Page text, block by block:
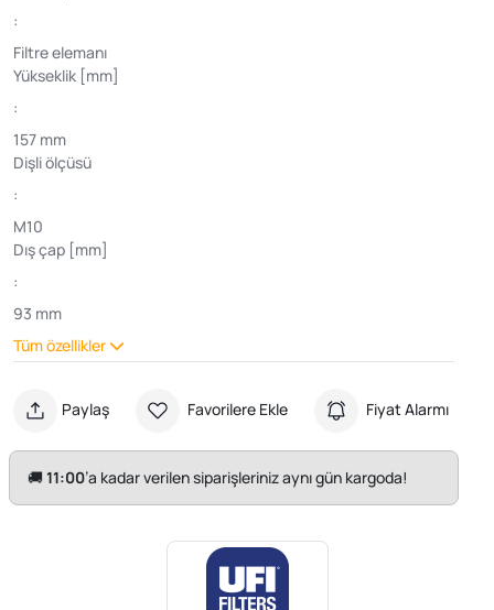
:
Filtre elemanı
Yükseklik [mm]
:
157 mm
Dişli ölçüsü
:
M10
Dış çap [mm]
:
93 mm
Tüm özellikler
Paylaş Favorilere Ekle Fiyat Alarmı
🚚11:00’a kadar verilen siparişleriniz aynı gün kargoda!